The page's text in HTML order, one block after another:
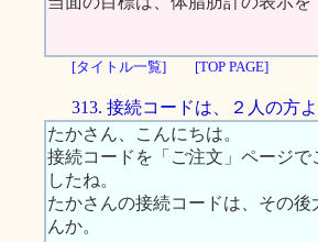
[タイトル一覧] [TOP PAGE]
313. 接続コードは、２人の方
たかさん、こんにちは。
接続コードを「ご注文」ページ
したね。
たかさんの接続コードは、その
んか。